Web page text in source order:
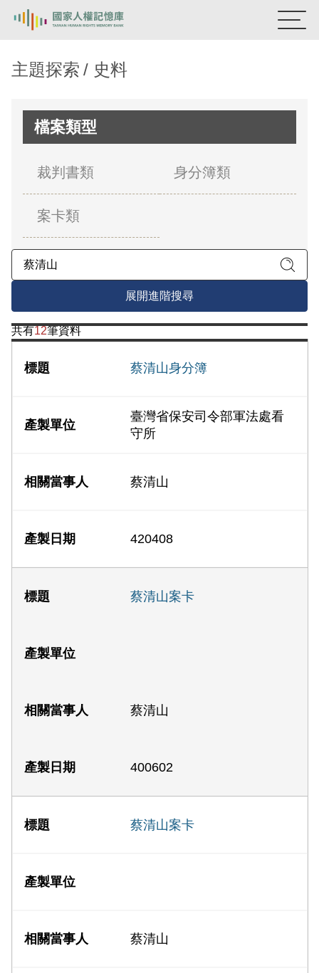
新生訓導處
關於我們
意見信箱
主題探索 史料
檔案類型
裁判書類 身分簿類
案卡類
展開進階搜尋
共有12筆資料
蔡清山身分簿
臺灣省保安司令部軍法處看
守所
蔡清山
420408
蔡清山案卡
蔡清山
400602
蔡清山案卡
蔡清山